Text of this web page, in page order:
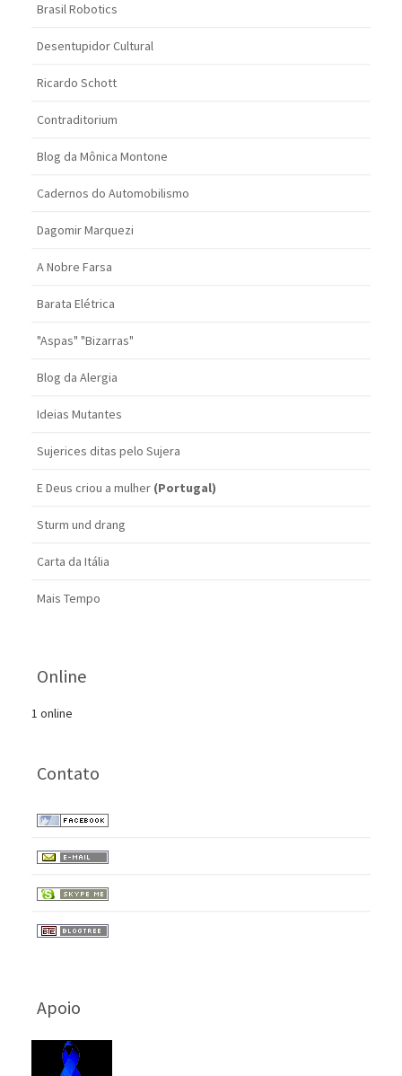
Brasil Robotics
Desentupidor Cultural
Ricardo Schott
Contraditorium
Blog da Mônica Montone
Cadernos do Automobilismo
Dagomir Marquezi
A Nobre Farsa
Barata Elétrica
"Aspas" "Bizarras"
Blog da Alergia
Ideias Mutantes
Sujerices ditas pelo Sujera
E Deus criou a mulher (Portugal)
Sturm und drang
Carta da Itália
Mais Tempo
Online
1 online
Contato
Apoio